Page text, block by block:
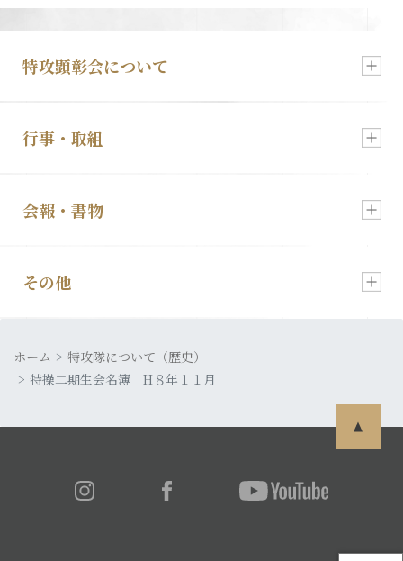
特攻像の奉納
特攻顕彰会について
新着情報
顕彰会について
特攻隊について
行事・取組
慰霊祭のご案内
特攻像の奉納
会報・書物
会報「特攻」
発行書籍
その他
皆さまの声
ホーム
特攻隊について（歴史）
特操二期生会名簿 H８年１１月